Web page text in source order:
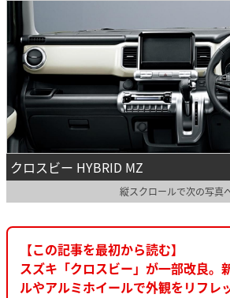
クロスビー HYBRID MZ
縦スクロールで次の写真
【この記事を最初から読む】
スズキ「クロスビー」が一部改良。
ルやアルミホイールで外観をリフレ